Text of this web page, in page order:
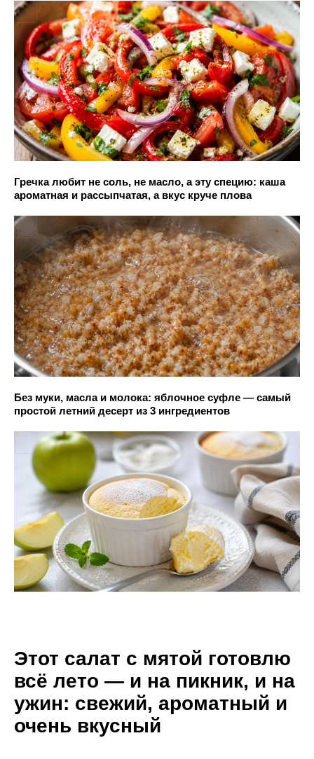
Гречка любит не соль, не масло, а эту специю: каша
ароматная и рассыпчатая, а вкус круче плова
Без муки, масла и молока: яблочное суфле — самый
простой летний десерт из 3 ингредиентов
Этот салат с мятой готовлю
всё лето — и на пикник, и на
ужин: свежий, ароматный и
очень вкусный